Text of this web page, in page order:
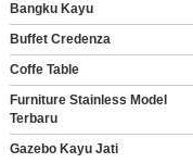
Bangku Kayu
Buffet Credenza
Coffe Table
Furniture Stainless Model
Terbaru
Gazebo Kayu Jati